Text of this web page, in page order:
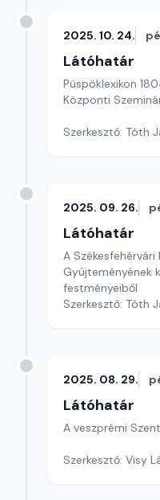
2025. 10. 24.
Látóhatár
Püspöklexikon
Központi
Szerkesztő: Tóth
2025. 09. 26.
Látóhatár
A
Gyűjteményének
festményeiből
Szerkesztő: Tóth
2025. 08. 29.
Látóhatár
A veszprémi
Szerkesztő: Visy